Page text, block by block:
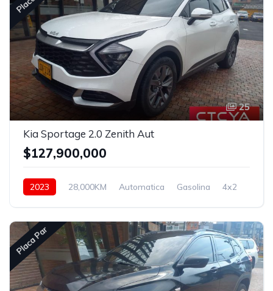
25
Kia Sportage 2.0 Zenith Aut
$127,900,000
2023 28,000KM Automatica Gasolina 4x2
Placa Par